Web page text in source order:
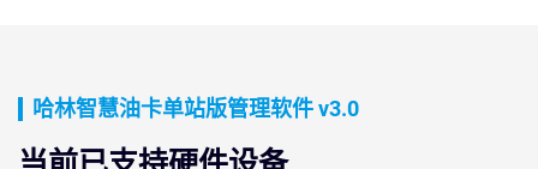
哈林智慧油卡单站版管理软件 v3.0